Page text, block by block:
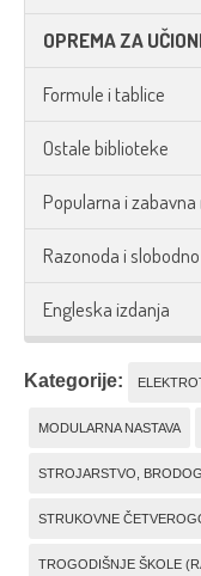
OPREMA ZA
Formule i tablice
Ostale biblioteke
Popularna i
Razonoda i
Engleska izdanja
Kategorije:
MODULARNA NASTAVA
STROJARSTVO,
STRUKOVNE
TROGODIŠNJE ŠKOLE